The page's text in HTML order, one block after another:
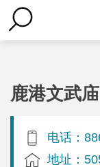
鹿港文武庙
电话：
地址：